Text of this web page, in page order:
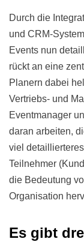
Durch die
und CRM-
Events nun
rückt an eine
Planern dabei
Vertriebs- und
Eventmanager
daran arbeiten,
viel
Teilnehmer
die Bedeutung
Organisation
Es gibt